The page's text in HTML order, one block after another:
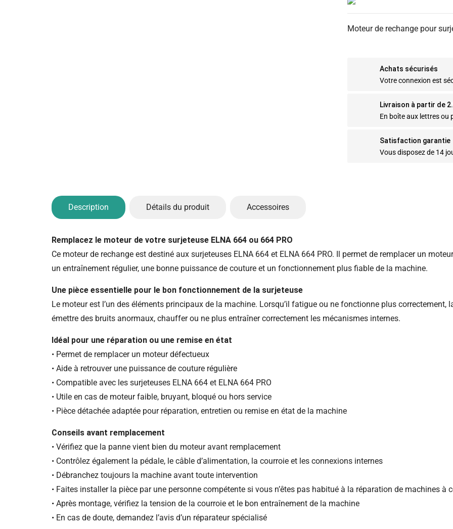
Moteur de rechange pour
Achats sécurisés
Votre connexion est
Livraison à partir de
En boîte aux lettres ou
Satisfaction garantie
Vous disposez de 14
Description Détails du produit Accessoires
Remplacez le moteur de votre surjeteuse ELNA 664 ou 664 PRO
Ce moteur de rechange est destiné aux surjeteuses ELNA 664 et ELNA 664 PRO. Il permet de remplacer un
un entraînement régulier, une bonne puissance de couture et un fonctionnement plus fiable de la machine.
Une pièce essentielle pour le bon fonctionnement de la surjeteuse
Le moteur est l’un des éléments principaux de la machine. Lorsqu’il fatigue ou ne fonctionne plus correctement,
émettre des bruits anormaux, chauffer ou ne plus entraîner correctement les mécanismes internes.
Idéal pour une réparation ou une remise en état
• Permet de remplacer un moteur défectueux
• Aide à retrouver une puissance de couture régulière
• Compatible avec les surjeteuses ELNA 664 et ELNA 664 PRO
• Utile en cas de moteur faible, bruyant, bloqué ou hors service
• Pièce détachée adaptée pour réparation, entretien ou remise en état de la machine
Conseils avant remplacement
• Vérifiez que la panne vient bien du moteur avant remplacement
• Contrôlez également la pédale, le câble d’alimentation, la courroie et les connexions internes
• Débranchez toujours la machine avant toute intervention
• Faites installer la pièce par une personne compétente si vous n’êtes pas habitué à la réparation de machines à
• Après montage, vérifiez la tension de la courroie et le bon entraînement de la machine
• En cas de doute, demandez l’avis d’un réparateur spécialisé